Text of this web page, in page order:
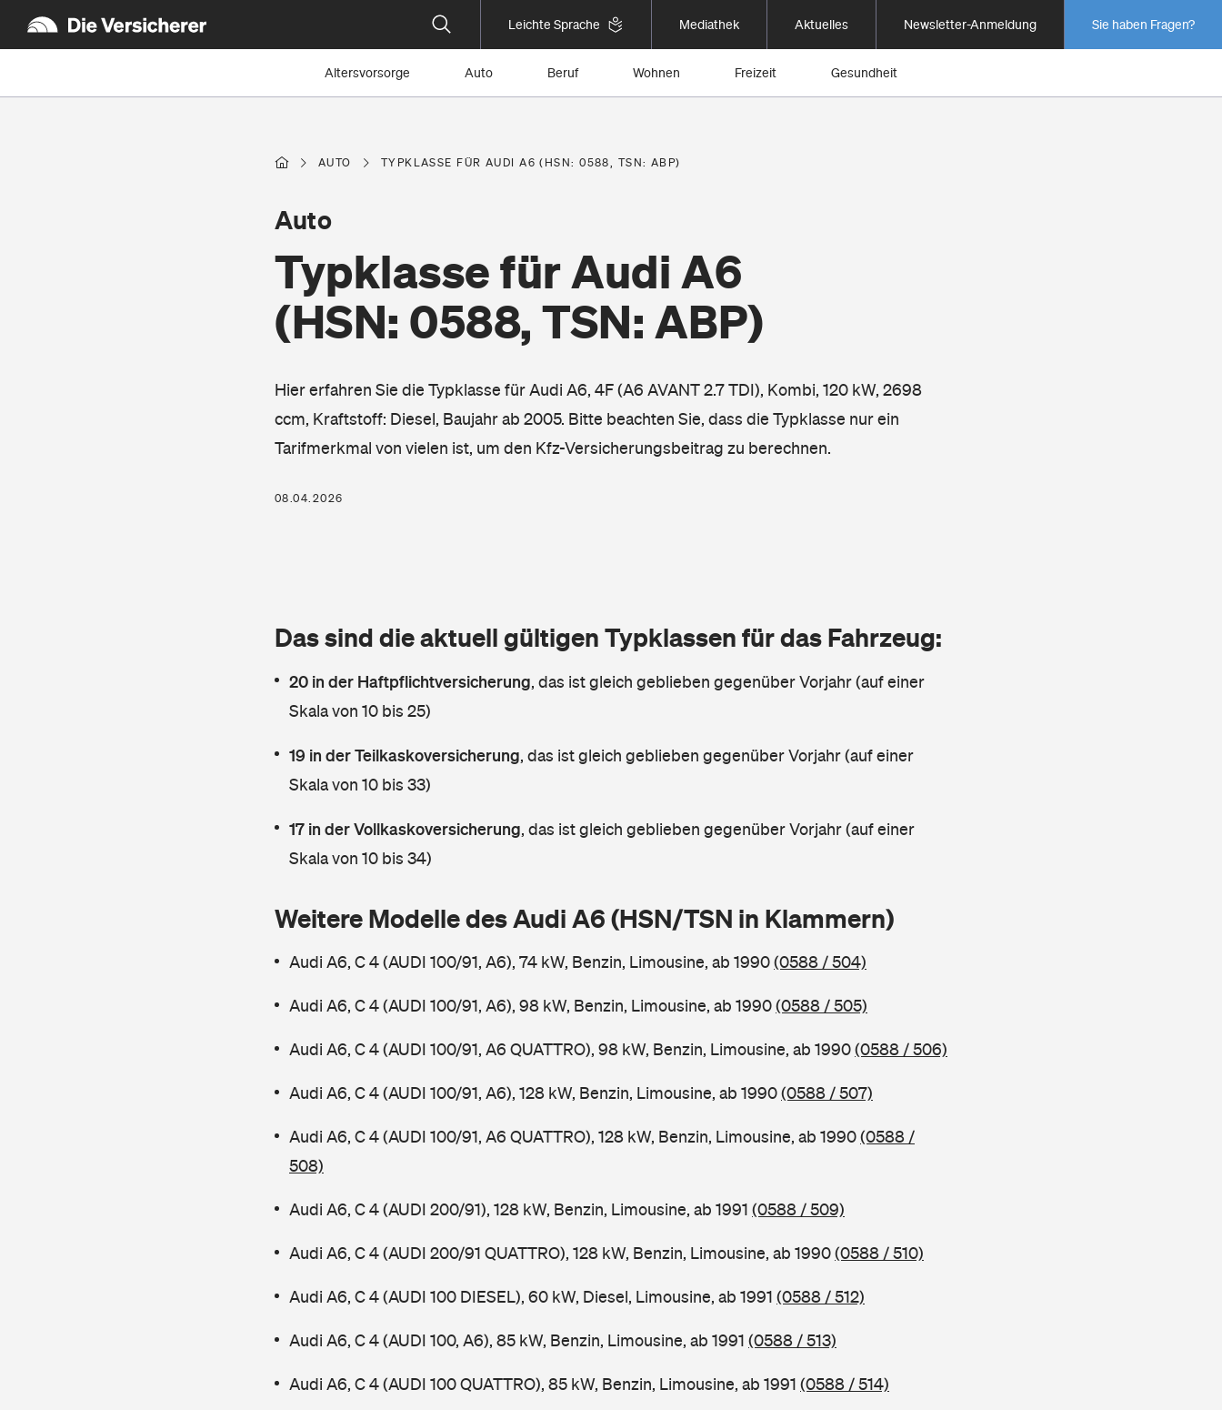
Leichte Sprache Mediathek Aktuelles Newsletter-Anmeldung Sie haben Fragen?
Altersvorsorge Auto Beruf Wohnen Freizeit Gesundheit
AUTO TYPKLASSE FÜR AUDI A6 (HSN: 0588, TSN: ABP)
Typklasse für Audi A6
(HSN: 0588, TSN: ABP)
Auto
Hier erfahren Sie die Typklasse für Audi A6, 4F (A6 AVANT 2.7 TDI), Kombi, 120 kW, 2698
ccm, Kraftstoff: Diesel, Baujahr ab 2005. Bitte beachten Sie, dass die Typklasse nur ein
Tarifmerkmal von vielen ist, um den Kfz-Versicherungsbeitrag zu berechnen.
08.04.2026
Das sind die aktuell gültigen Typklassen für das Fahrzeug:
20 in der Haftpflichtversicherung, das ist gleich geblieben gegenüber Vorjahr (auf einer
Skala von 10 bis 25)
19 in der Teilkaskoversicherung, das ist gleich geblieben gegenüber Vorjahr (auf einer
Skala von 10 bis 33)
17 in der Vollkaskoversicherung, das ist gleich geblieben gegenüber Vorjahr (auf einer
Skala von 10 bis 34)
Weitere Modelle des Audi A6 (HSN/TSN in Klammern)
Audi A6, C 4 (AUDI 100/91, A6), 74 kW, Benzin, Limousine, ab 1990(0588 / 504)
Audi A6, C 4 (AUDI 100/91, A6), 98 kW, Benzin, Limousine, ab 1990(0588 / 505)
Audi A6, C 4 (AUDI 100/91, A6 QUATTRO), 98 kW, Benzin, Limousine, ab 1990(0588 / 506)
Audi A6, C 4 (AUDI 100/91, A6), 128 kW, Benzin, Limousine, ab 1990(0588 / 507)
Audi A6, C 4 (AUDI 100/91, A6 QUATTRO), 128 kW, Benzin, Limousine, ab 1990(0588 /
508)
Audi A6, C 4 (AUDI 200/91), 128 kW, Benzin, Limousine, ab 1991 (0588 / 509)
Audi A6, C 4 (AUDI 200/91 QUATTRO), 128 kW, Benzin, Limousine, ab 1990(0588 / 510)
Audi A6, C 4 (AUDI 100 DIESEL), 60 kW, Diesel, Limousine, ab 1991 (0588 / 512)
Audi A6, C 4 (AUDI 100, A6), 85 kW, Benzin, Limousine, ab 1991 (0588 / 513)
Audi A6, C 4 (AUDI 100 QUATTRO), 85 kW, Benzin, Limousine, ab 1991 (0588 / 514)